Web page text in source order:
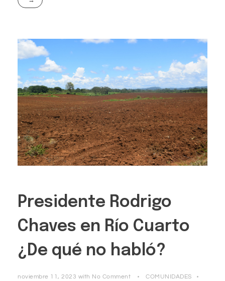
Presidente Rodrigo
Chaves en Río Cuarto
¿De qué no habló?
noviembre 11, 2023 with No Comment
COMUNIDADES